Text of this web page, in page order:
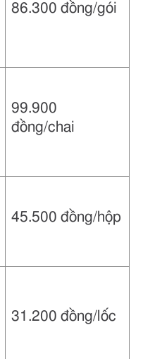
86.300 đồng/gói
99.900
đồng/chai
45.500 đồng/hộp
31.200 đồng/lốc